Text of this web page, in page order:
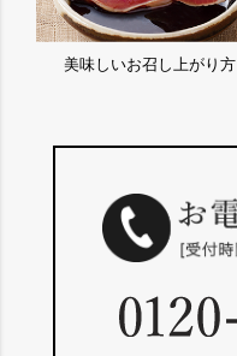
美味しいお召し上がり方